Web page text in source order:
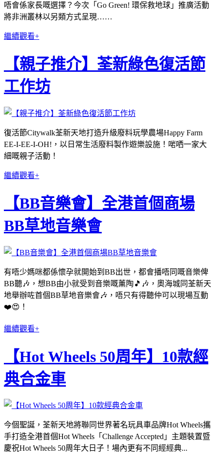
唔會係家長嘅選擇？今次「Go Green! 環保救地球」推廣活動
將非洲叢林以另類方式呈現……
繼續觀看+
【親子推介】荃新綠色復活節
工作坊
復活節Citywalk荃新天地打造升級廢料玩學農場Happy Farm
EE-I-EE-I-OH!，以日常生活廢料製作遊樂設施！啱哂一家大
細嘅親子活動！
繼續觀看+
【BB音樂會】全港首個商場
BB草地音樂會
有唔少媽咪都係懷孕就開始到BB出世，都會播唔同嘅音樂俾
BB聽🎶，想BB由小就受到音樂嘅薰陶🎵🎶，奧海城同荃新天
地舉辦咗首個BB草地音樂會🎶，唔只有得聽仲可以現場互動
❤️😍！
繼續觀看+
【Hot Wheels 50周年】10款經
典合金車
今個聖誕，荃新天地將聯同世界著名玩具車品牌Hot Wheels攜
手打造全港首個Hot Wheels「Challenge Accepted」主題裝置暨
慶祝Hot Wheels 50周年大日子！場內更有不同經經典...